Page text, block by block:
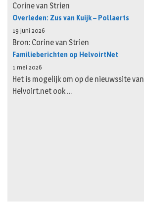
Corine van Strien
Overleden: Zus van Kuijk – Pollaerts
19 juni 2026
Bron: Corine van Strien
Familieberichten op HelvoirtNet
1 mei 2026
Het is mogelijk om op de nieuwssite van
Helvoirt.net ook …